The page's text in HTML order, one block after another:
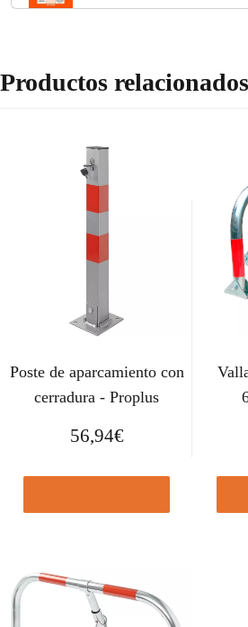
Productos relacionados
Poste de aparcamiento con
cerradura - Proplus
56,94€